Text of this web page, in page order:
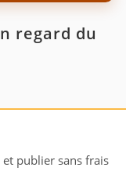
regard du
publier sans frais